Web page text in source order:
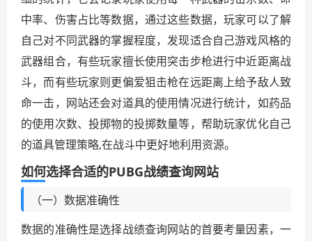
中率、伤害占比等数据，通过这些数据，玩家可以了解
自己对不同武器的掌握程度，发现适合自己游戏风格的
武器组合，有些玩家擅长使用突击步枪进行中近距离战
斗，而有些玩家则更偏爱狙击枪在远距离上给予敌人致
命一击，网站还会对道具的使用情况进行统计，如药品
的使用次数、投掷物的投掷数量等，帮助玩家优化自己
的道具管理策略,在战斗中更好地利用资源。
如何选择合适的PUBG战绩查询网站
（一）数据准确性
数据的准确性是选择战绩查询网站的首要考量因素，一